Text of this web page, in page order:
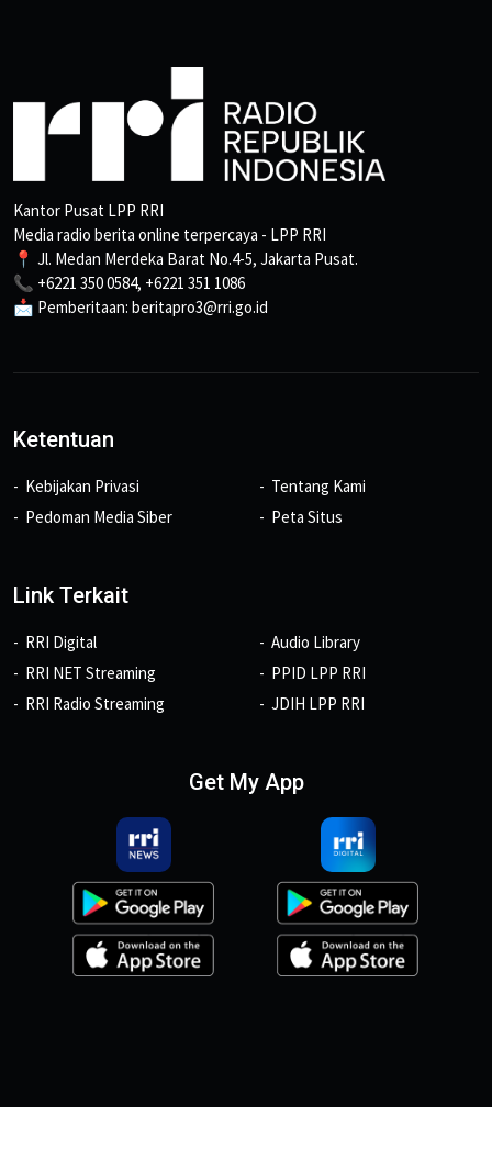
Kantor Pusat LPP RRI
Media radio berita online terpercaya - LPP RRI
📍 Jl. Medan Merdeka Barat No.4-5, Jakarta Pusat.
📞 +6221 350 0584, +6221 351 1086
📩 Pemberitaan: beritapro3@rri.go.id
Ketentuan
Kebijakan Privasi
Pedoman Media Siber
Tentang Kami
Peta Situs
Link Terkait
RRI Digital
RRI NET Streaming
RRI Radio Streaming
Audio Library
PPID LPP RRI
JDIH LPP RRI
Get My App